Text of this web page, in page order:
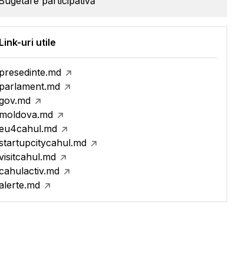
Link-uri utile
presedinte.md
parlament.md
moldova.md